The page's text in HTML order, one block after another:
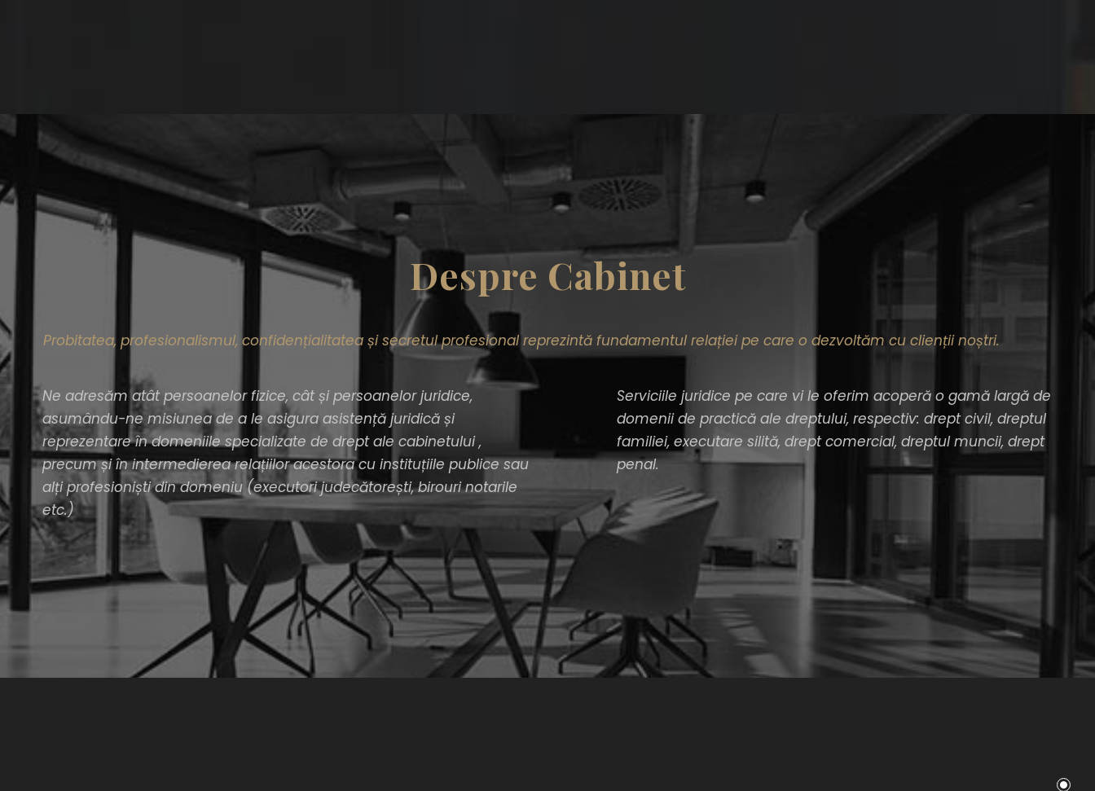
Despre Cabinet
Probitatea, profesionalismul, confidențialitatea și secretul profesional reprezintă fundamentul relației pe care o dezvoltăm cu clienții noștri.
Ne adresăm atât persoanelor fizice, cât și persoanelor juridice,
asumându-ne misiunea de a le asigura asistență juridică și
reprezentare în domeniile specializate de drept ale cabinetului ,
precum și în intermedierea relațiilor acestora cu instituțiile publice sau
alți profesioniști din domeniu (executori judecătorești, birouri notarile
etc.)
Serviciile juridice pe care vi le oferim acoperă o gamă largă de
domenii de practică ale dreptului, respectiv: drept civil, dreptul
familiei, executare silită, drept comercial, dreptul muncii, drept
penal.